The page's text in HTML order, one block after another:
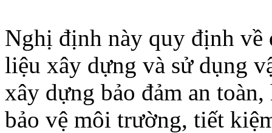
Nghị định này quy định về
liệu xây dựng và sử dụng
xây dựng bảo đảm an
bảo vệ môi trường, tiết